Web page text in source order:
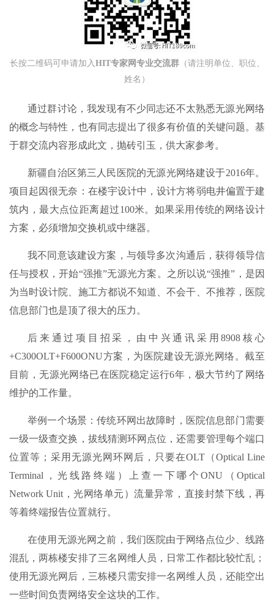
长按二维码可申请加入HIT专家网专业交流群（请注明单位、职位、
姓名）
通过群讨论，我发现有不少同志还不太熟悉无源光网络
的概念与特性，也有同志提出了很多有价值的关键问题。基
于群交流内容形成此文，抛砖引玉，供大家参考。
新疆自治区第三人民医院的无源光网络建设于2016年。
项目起因很无奈：在楼宇设计中，设计方将弱电井偏置于建
筑内，最大点位距离超过100米。如果采用传统的网络设计
方案，必须增加交换机或中继器。
我不同意该建设方案，与领导多次沟通后，获得领导信
任与授权，开始“强推”无源光方案。之所以说“强推”，是因
为当时设计院、施工方都说不知道、不会干、不推荐，医院
信息部门也是顶了很大的压力。
后来通过项目招采，由中兴通讯采用8908核心
+C300OLT+F600ONU方案，为医院建设无源光网络。截至
目前，无源光网络已在医院稳定运行6年，极大节约了网络
维护的工作量。
举例一个场景：传统环网出故障时，医院信息部门需要
一级一级查交换，拔线猜测环网点位，还需要管理每个端口
位置等；采用无源光网环网后，只要在OLT（Optical Line
Terminal，光线路终端）上查一下哪个ONU（Optical
Network Unit，光网络单元）流量异常，直接封禁下线，再
等着终端报告位置就行。
在使用无源光网之前，我们医院由于网络点位少、线路
混乱，两栋楼安排了三名网维人员，日常工作都比较忙乱；
使用无源光网后，三栋楼只需安排一名网维人员，还能空出
一些时间负责网络安全这块的工作。